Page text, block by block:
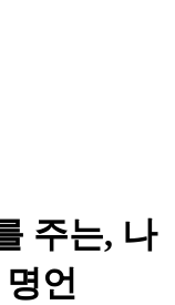
주는, 나
언